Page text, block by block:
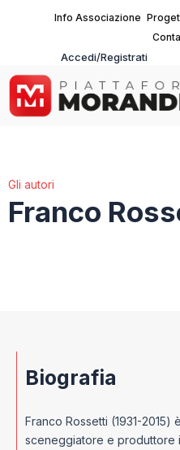
Info Associazione
Accedi/Registrati
Gli autori
Franco
Biografia
Franco Rossetti (1931-2015)
sceneggiatore e produttore